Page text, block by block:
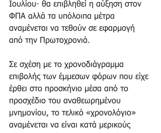
Ιουλίου- θα επιβληθεί η αύξηση στον
ΦΠΑ αλλά τα υπόλοιπα μέτρα
αναμένεται να τεθούν σε εφαρμογή
από την Πρωτοχρονιά.
Σε σχέση με το χρονοδιάγραμμα
επιβολής των έμμεσων φόρων που είχε
έρθει στο προσκήνιο μέσα από το
προσχέδιο του αναθεωρημένου
μνημονίου, το τελικό «χρονολόγιο»
αναμένεται να είναι κατά μερικούς